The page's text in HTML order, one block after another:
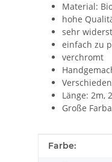
Material:
hohe
sehr
einfach zu
verchromt
Länge: 2m,
Große
Wert
Farbe: